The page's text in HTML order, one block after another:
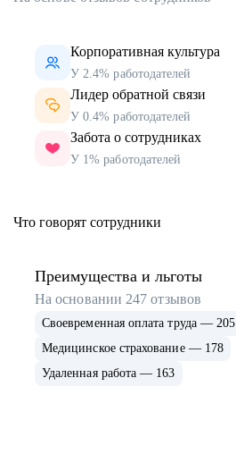
Корпоративная культура
У 2.4% работодателей
Лидер обратной связи
У 0.4% работодателей
Забота о сотрудниках
У 1% работодателей
Что говорят сотрудники
Преимущества и льготы
На основании 247 отзывов
Своевременная оплата труда — 205
Медицинское страхование — 178
Удаленная работа — 163